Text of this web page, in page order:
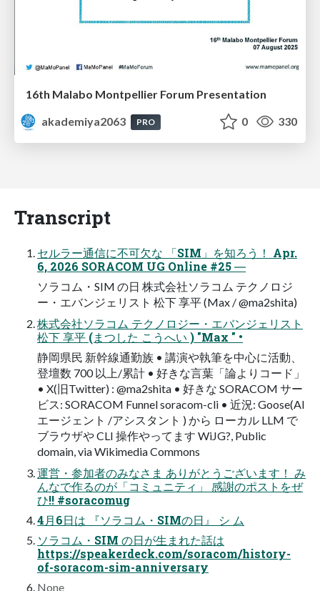
16th Malabo Montpellier Forum Presentation
akademiya2063
PRO 0 330
Transcript
セルラー通信に不可欠な 「SIM」を知ろう！ Apr.
6, 2026 SORACOM UG Online #25 ―
ソラコム・SIM の日 株式会社ソラコム テクノロジ
ー・エバンジェリスト 松下 享平 (Max / @ma2shita)
株式会社ソラコム テクノロジー・エバンジェリスト
松下 享平 (まつした こうへい ) "Max " •
静岡県民 新幹線通勤族 • 講演や執筆を中心に活動、
登壇数 700 以上/累計 • 好きな言葉「論よりコード」
• X(旧Twitter) : @ma2shita • 好きな SORACOM サー
ビス: SORACOM Funnel soracom-cli • 近況: Goose(AI
エージェント /アシスタント ) から ローカル LLM で
ブラウザや CLI 操作やってます WiJG?, Public
domain, via Wikimedia Commons
運営・参加者のみなさま ありがとうございます！ み
んなで作るのが「コミュニティ」 感謝のポストをぜ
ひ!! #soracomug
4月6日は 『ソラコム・SIMの日』 シ ム
ソラコム・SIM の日が生まれた話は
https://speakerdeck.com/soracom/history-
of-soracom-sim-anniversary
None